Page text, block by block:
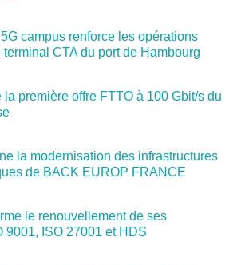
campus renforce les opérations
CTA du port de Hambourg
première offre FTTO à 100 Gbit/s du
la modernisation des infrastructures
de BACK EUROP FRANCE
le renouvellement de ses
9001, ISO 27001 et HDS